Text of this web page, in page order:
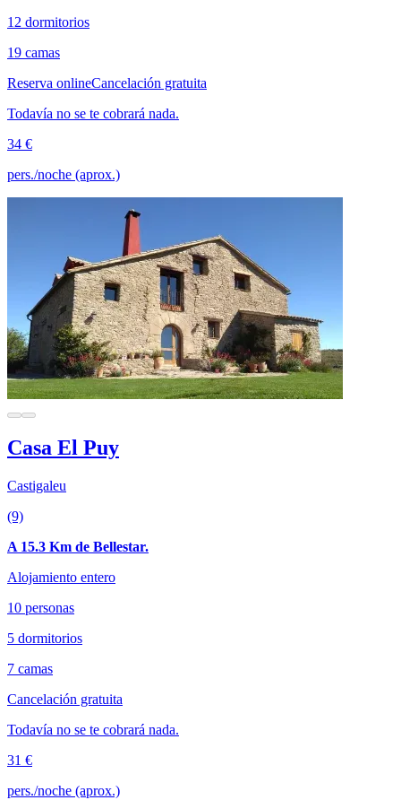
12 dormitorios
19 camas
Reserva onlineCancelación gratuita
Todavía no se te cobrará nada.
34 €
pers./noche (aprox.)
Casa El Puy
Castigaleu
(9)
A 15.3 Km de Bellestar.
Alojamiento entero
10 personas
5 dormitorios
7 camas
Cancelación gratuita
Todavía no se te cobrará nada.
31 €
pers./noche (aprox.)